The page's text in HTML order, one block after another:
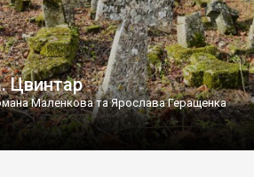
Цвинтар
Маленкова та Ярослава Геращенка